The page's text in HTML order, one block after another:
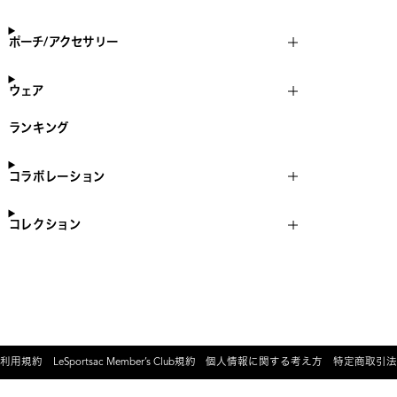
ポーチ/アクセサリー
ウェア
ランキング
コラボレーション
コレクション
利用規約 LeSportsac Member’s Club規約 個人情報に関する考え方 特定商取引